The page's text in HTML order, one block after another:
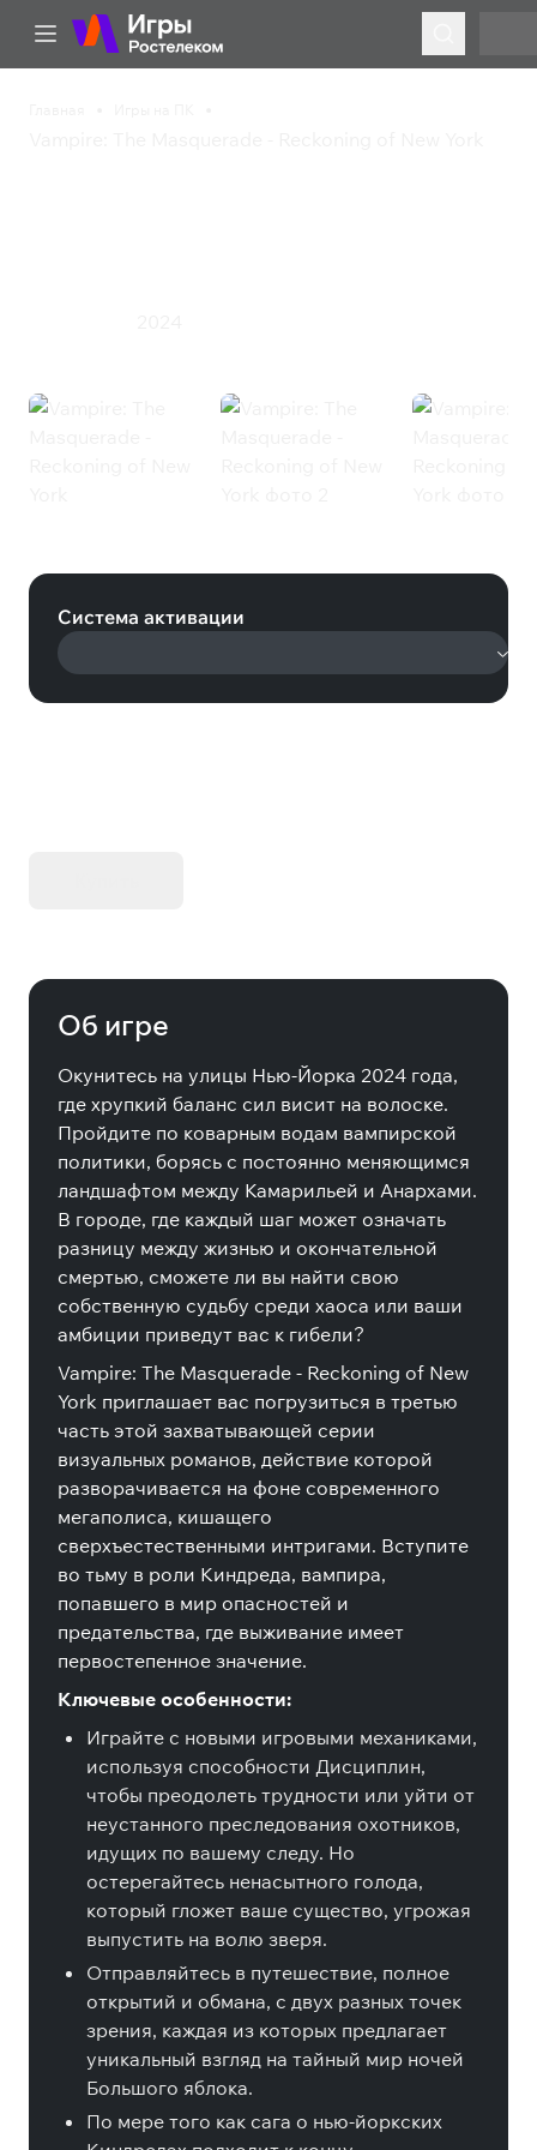
Система активации
Об игре
Окунитесь на улицы Нью-Йорка 2024 года,
где хрупкий баланс сил висит на волоске.
Пройдите по коварным водам вампирской
политики, борясь с постоянно меняющимся
ландшафтом между Камарильей и Анархами.
В городе, где каждый шаг может означать
разницу между жизнью и окончательной
смертью, сможете ли вы найти свою
собственную судьбу среди хаоса или ваши
амбиции приведут вас к гибели?
Vampire: The Masquerade - Reckoning of New
York приглашает вас погрузиться в третью
часть этой захватывающей серии
визуальных романов, действие которой
разворачивается на фоне современного
мегаполиса, кишащего
сверхъестественными интригами. Вступите
во тьму в роли Киндреда, вампира,
попавшего в мир опасностей и
предательства, где выживание имеет
первостепенное значение.
Ключевые особенности:
Играйте с новыми игровыми механиками,
используя способности Дисциплин,
чтобы преодолеть трудности или уйти от
неустанного преследования охотников,
идущих по вашему следу. Но
остерегайтесь ненасытного голода,
который гложет ваше существо, угрожая
выпустить на волю зверя.
Отправляйтесь в путешествие, полное
открытий и обмана, с двух разных точек
зрения, каждая из которых предлагает
уникальный взгляд на тайный мир ночей
Большого яблока.
По мере того как сага о нью-йоркских